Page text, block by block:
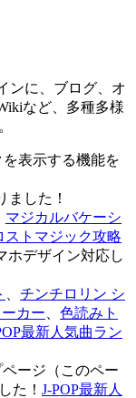
ンに、ブログ、オ
など、多種多様
表示する機能を
ました！
マジカルバケーシ
ストマジック攻略
ホデザイン対応し
チンチロリン シ
カー
色読みト
最新人気曲ラン
ージ（このペー
た！ J-POP最新人